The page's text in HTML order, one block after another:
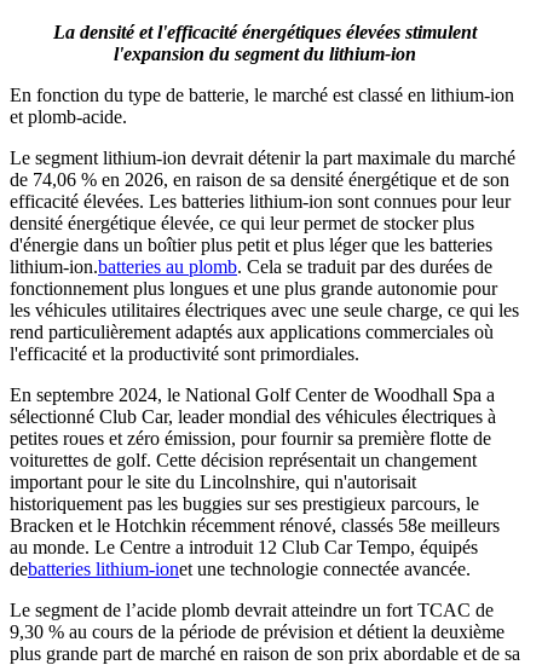
La densité et l'efficacité énergétiques élevées stimulent
l'expansion du segment du lithium-ion
En fonction du type de batterie, le marché est classé en lithium-ion
et plomb-acide.
Le segment lithium-ion devrait détenir la part maximale du marché
de 74,06 % en 2026, en raison de sa densité énergétique et de son
efficacité élevées. Les batteries lithium-ion sont connues pour leur
densité énergétique élevée, ce qui leur permet de stocker plus
d'énergie dans un boîtier plus petit et plus léger que les batteries
lithium-ion.batteries au plomb. Cela se traduit par des durées de
fonctionnement plus longues et une plus grande autonomie pour
les véhicules utilitaires électriques avec une seule charge, ce qui les
rend particulièrement adaptés aux applications commerciales où
l'efficacité et la productivité sont primordiales.
En septembre 2024, le National Golf Center de Woodhall Spa a
sélectionné Club Car, leader mondial des véhicules électriques à
petites roues et zéro émission, pour fournir sa première flotte de
voiturettes de golf. Cette décision représentait un changement
important pour le site du Lincolnshire, qui n'autorisait
historiquement pas les buggies sur ses prestigieux parcours, le
Bracken et le Hotchkin récemment rénové, classés 58e meilleurs
au monde. Le Centre a introduit 12 Club Car Tempo, équipés
debatteries lithium-ionet une technologie connectée avancée.
Le segment de l’acide plomb devrait atteindre un fort TCAC de
9,30 % au cours de la période de prévision et détient la deuxième
plus grande part de marché en raison de son prix abordable et de sa